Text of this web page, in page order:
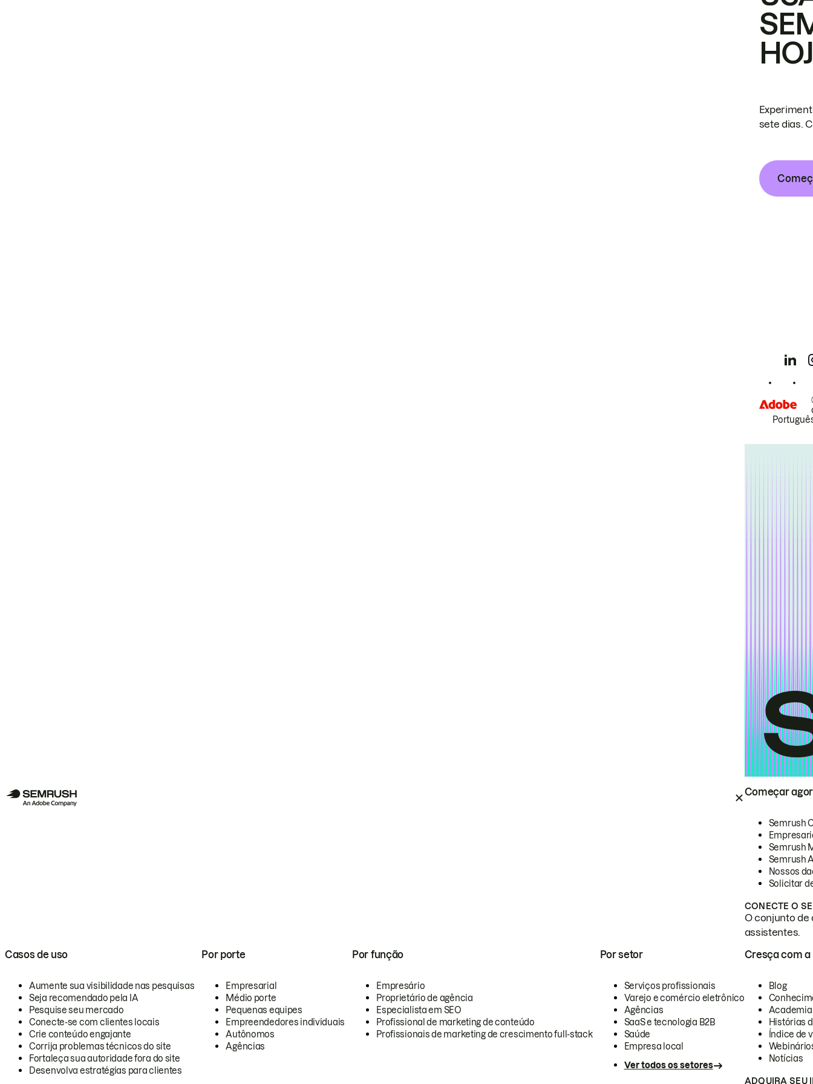
Começar
Semrush
Semrush
Semrush
Nossos
Solicitar
CONECTE O
O conjunto de
assistentes.
Casos de uso
Aumente sua visibilidade nas pesquisas
Seja recomendado pela IA
Pesquise seu mercado
Conecte-se com clientes locais
Crie conteúdo engajante
Corrija problemas técnicos do site
Fortaleça sua autoridade fora do site
Desenvolva estratégias para clientes
Por porte
Empresarial
Médio porte
Pequenas equipes
Empreendedores individuais
Autônomos
Agências
Por função
Empresário
Proprietário de agência
Especialista em SEO
Profissional de marketing de conteúdo
Profissionais de marketing de crescimento full-stack
Por setor
Serviços profissionais
Varejo e comércio eletrônico
Agências
SaaS e tecnologia B2B
Saúde
Empresa local
Ver todos os setores
Cresça com a
Blog
Academia
Histórias
Índice de
Notícias
ADQUIRA SEU
sete dias.